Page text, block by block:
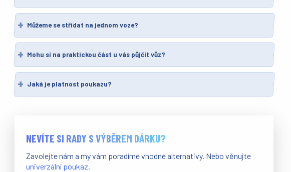
Můžeme se střídat na jednom voze?
Mohu si na praktickou část u vás půjčit vůz?
Jaká je platnost poukazu?
NEVÍTE SI RADY S VÝBĚREM DÁRKU?
Zavolejte nám a my vám poradíme vhodné alternativy. Nebo věnujte
univerzální poukaz.